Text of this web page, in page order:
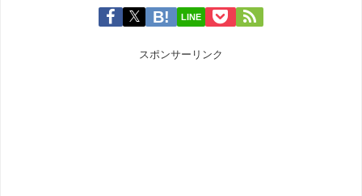
LINE
スポンサーリンク